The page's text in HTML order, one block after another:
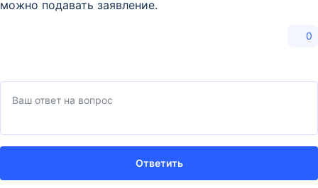
можно подавать заявление.
0
Ответить